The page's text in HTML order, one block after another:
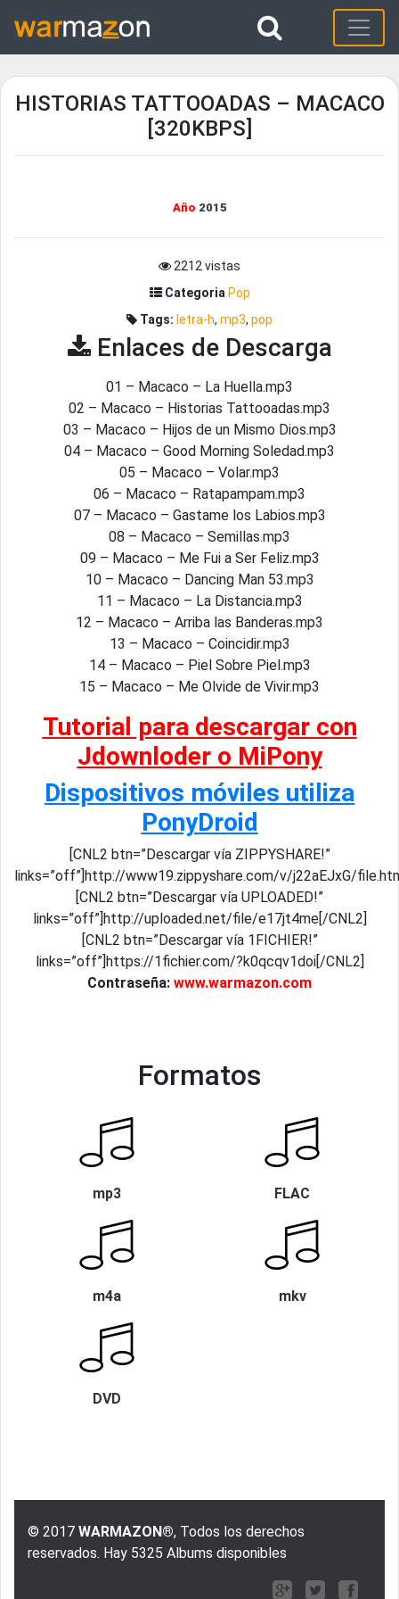
HISTORIAS TATTOOADAS – MACACO
[320KBPS]
Año 2015
2212 vistas
Categoria Pop
Tags: letra-h, mp3, pop
Enlaces de Descarga
01 – Macaco – La Huella.mp3
02 – Macaco – Historias Tattooadas.mp3
03 – Macaco – Hijos de un Mismo Dios.mp3
04 – Macaco – Good Morning Soledad.mp3
05 – Macaco – Volar.mp3
06 – Macaco – Ratapampam.mp3
07 – Macaco – Gastame los Labios.mp3
08 – Macaco – Semillas.mp3
09 – Macaco – Me Fui a Ser Feliz.mp3
10 – Macaco – Dancing Man 53.mp3
11 – Macaco – La Distancia.mp3
12 – Macaco – Arriba las Banderas.mp3
13 – Macaco – Coincidir.mp3
14 – Macaco – Piel Sobre Piel.mp3
15 – Macaco – Me Olvide de Vivir.mp3
Tutorial para descargar con
Jdownloder o MiPony
Dispositivos móviles utiliza
PonyDroid
[CNL2 btn=”Descargar vía ZIPPYSHARE!”
links=”off”]http://www19.zippyshare.com/v/j22aEJxG/
[CNL2 btn=”Descargar vía UPLOADED!”
links=”off”]http://uploaded.net/file/e17jt4me[/CNL2]
[CNL2 btn=”Descargar vía 1FICHIER!”
links=”off”]https://1fichier.com/?k0qcqv1doi[/CNL2]
Contraseña: www.warmazon.com
Formatos
mp3 FLAC
m4a mkv
DVD
© 2017 WARMAZON®, Todos los derechos
reservados. Hay 5325 Albums disponibles